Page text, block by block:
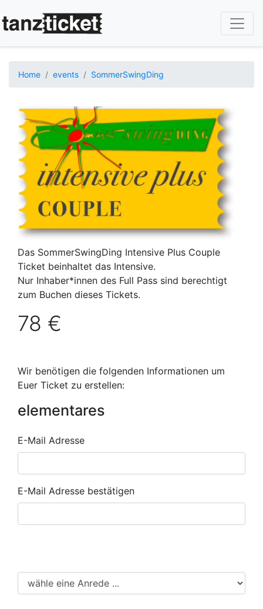
content
Home events SommerSwingDing
Image
Das SommerSwingDing Intensive Plus Couple
Ticket beinhaltet das Intensive.
Nur Inhaber*innen des Full Pass sind berechtigt
zum Buchen dieses Tickets.
78 €
Wir benötigen die folgenden Informationen um
Euer Ticket zu erstellen:
elementares
E-
Mail
Adresse
E-Mail Adresse
E-Mail Adresse bestätigen
Anrede